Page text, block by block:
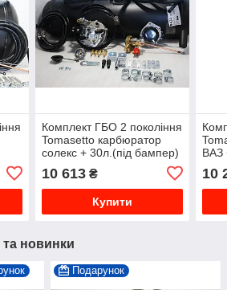
Комплект ГБО 2 покоління
Tomasetto карбюратор
солекс + 30л.(під бампер)
10 613₴
Купити
ВАЗ
10
та новинки
Подарунок